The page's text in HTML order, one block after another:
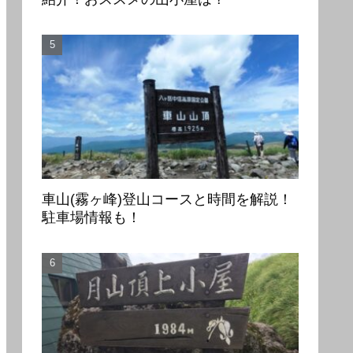
車山(霧ヶ峰)登山コースと時間を解説！
駐車場情報も！